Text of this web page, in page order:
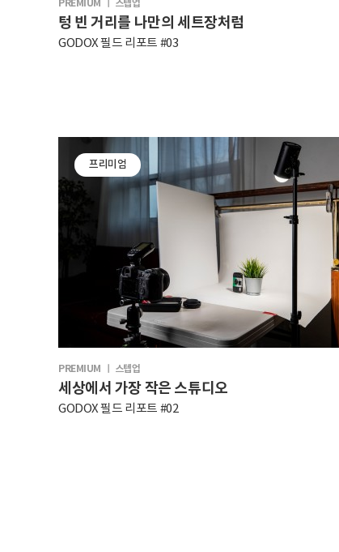
PREMIUM ㅣ 스텝업
텅 빈 거리를 나만의 세트장처럼
GODOX 필드 리포트 #03
프리미엄
PREMIUM ㅣ 스텝업
세상에서 가장 작은 스튜디오
GODOX 필드 리포트 #02